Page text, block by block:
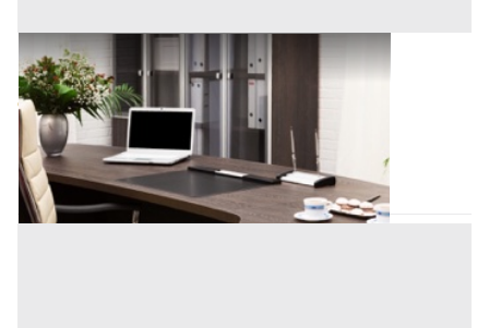
Uffici e Studi Privati all'asta a Padova
Padova (Padova)
Offerta minima
98.850 € 131.800 €
Codice asta:AI3359134
Asta chiusa